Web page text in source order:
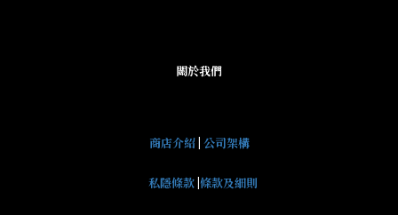
關於我們
商店介紹| 公司架構
私隱條款 條款及細則